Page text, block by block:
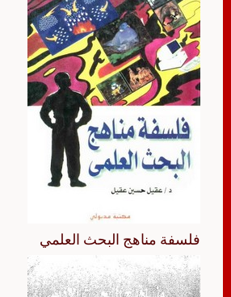
فلسفة مناهج البحث العلمي